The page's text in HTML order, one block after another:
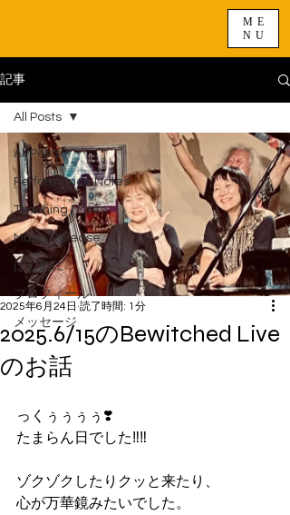
ME
NU
記事
All Posts
Performance Notes
Teaching Notes
Music Release
はじめに
プロフィール
メッセージ
All Posts
2025.6/15のBewitched Live
のお話
2025年6月24日 読了時間: 1分
っくぅぅぅぅ❣️
たまらん日でした‼️‼️
ゾクゾクしたりクッと来たり、
心が万華鏡みたいでした。